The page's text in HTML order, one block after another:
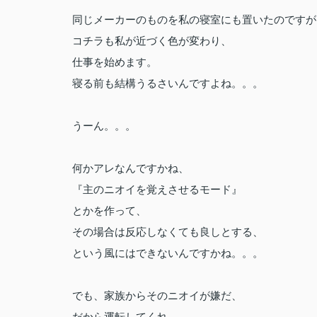
同じメーカーのものを私の寝室にも置いたのです
コチラも私が近づく色が変わり、
仕事を始めます。
寝る前も結構うるさいんですよね。。。
うーん。。。
何かアレなんですかね、
『主のニオイを覚えさせるモード』
とかを作って、
その場合は反応しなくても良しとする、
という風にはできないんですかね。。。
でも、家族からそのニオイが嫌だ、